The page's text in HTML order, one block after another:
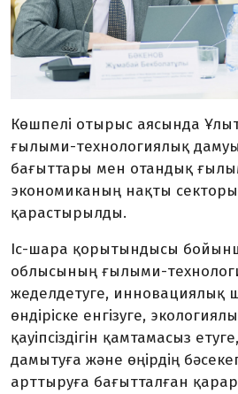
Көшпелі отырыс аясында
ғылыми-технологиялық
бағыттары мен отандық
экономиканың нақты
қарастырылды.
Іс-шара қорытындысы
облысының ғылыми-
жеделдетуге, инновациялық
өндіріске енгізуге,
қауіпсіздігін қамтамасыз
дамытуға және өңірдің
арттыруға бағытталған